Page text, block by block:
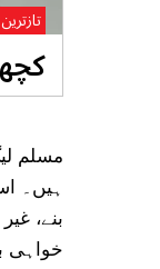
تازترین
مسلم
ہیں۔
بنے،
خواہی